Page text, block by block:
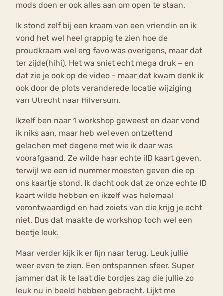
mods doen er ook alles aan om open te staan.
Ik stond zelf bij een kraam van een vriendin en ik
vond het wel heel grappig te zien hoe de
proudkraam wel erg favo was overigens, maar dat
ter zijde(hihi). Het wa sniet echt mega druk – en
dat zie je ook op de video – maar dat kwam denk ik
ook door de plots veranderede locatie wijziging
van Utrecht naar Hilversum.
Ikzelf ben naar 1 workshop geweest en daar vond
ik niks aan, maar heb wel even ontzettend
gelachen met degene met wie ik daar was
voorafgaand. Ze wilde haar echte iID kaart geven,
terwijl we een id nummer moesten geven die op
ons kaartje stond. Ik dacht ook dat ze onze echte ID
kaart wilde hebben en ikzelf was helemaal
verontwaardigd en had zoiets van die krijg je echt
niet. Dus dat maakte de workshop toch wel een
beetje leuk.
Maar verder kijk ik er fijn naar terug. Leuk jullie
weer even te zien. Een ontspannen sfeer. Super
jammer dat ik te laat die bordjes zag die jullie zo
leuk nu in beeld hebben gebracht. Lijkt me